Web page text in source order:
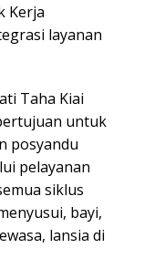
Kerja
layanan
Taha Kiai
untuk
posyandu
pelayanan
siklus
bayi,
lansia di